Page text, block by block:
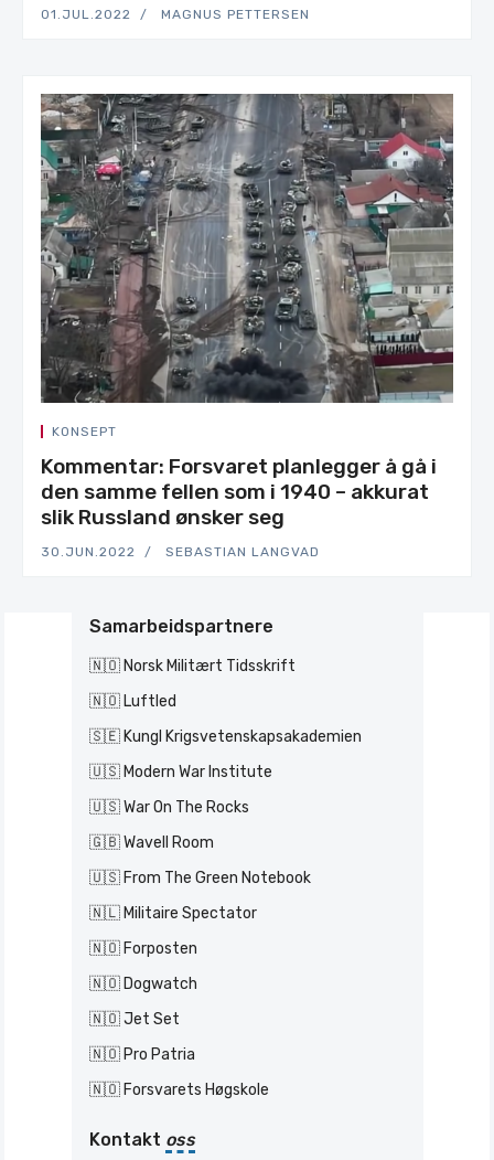
01.JUL.2022 MAGNUS PETTERSEN
KONSEPT
Kommentar: Forsvaret planlegger å gå i
den samme fellen som i 1940 – akkurat
slik Russland ønsker seg
30.JUN.2022 SEBASTIAN LANGVAD
Samarbeidspartnere
🇳🇴 Norsk Militært Tidsskrift
🇳🇴 Luftled
🇸🇪 Kungl Krigsvetenskapsakademien
🇺🇸 Modern War Institute
🇺🇸 War On The Rocks
🇬🇧 Wavell Room
🇺🇸 From The Green Notebook
🇳🇱 Militaire Spectator
🇳🇴 Forposten
🇳🇴 Dogwatch
🇳🇴 Jet Set
🇳🇴 Pro Patria
🇳🇴 Forsvarets Høgskole
Kontakt oss